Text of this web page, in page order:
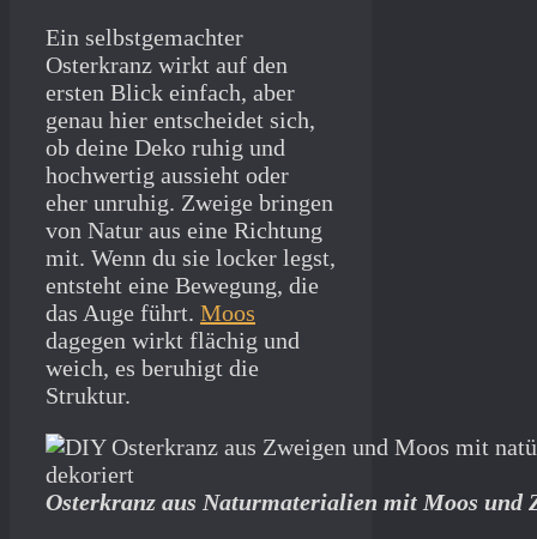
Ein selbstgemachter
Osterkranz wirkt auf den
ersten Blick einfach, aber
genau hier entscheidet sich,
ob deine Deko ruhig und
hochwertig aussieht oder
eher unruhig. Zweige bringen
von Natur aus eine Richtung
mit. Wenn du sie locker legst,
entsteht eine Bewegung, die
das Auge führt. Moos
dagegen wirkt flächig und
weich, es beruhigt die
Struktur.
Osterkranz aus Naturmaterialien mit Moos und